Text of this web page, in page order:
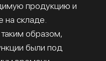
продукцию и
на складе.
образом,
были под